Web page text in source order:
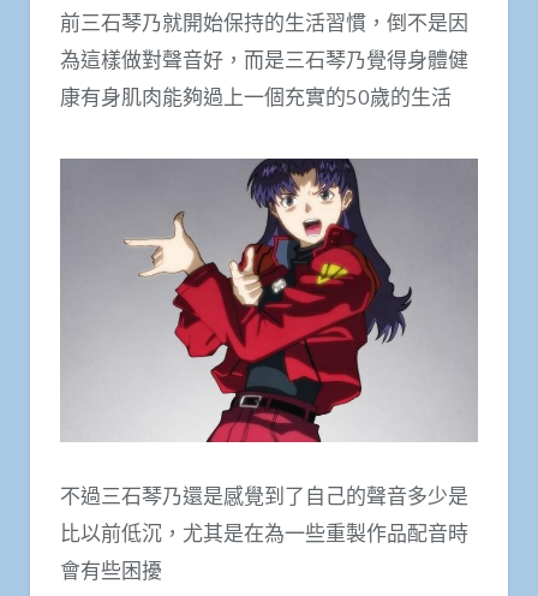
前三石琴乃就開始保持的生活習慣，倒不是因
為這樣做對聲音好，而是三石琴乃覺得身體健
康有身肌肉能夠過上一個充實的50歲的生活
不過三石琴乃還是感覺到了自己的聲音多少是
比以前低沉，尤其是在為一些重製作品配音時
會有些困擾